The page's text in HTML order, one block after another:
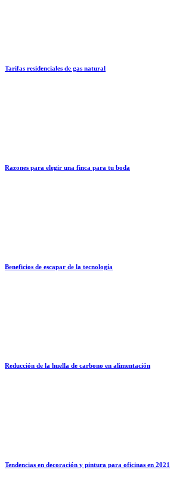
Tarifas residenciales de gas natural
Razones para elegir una finca para tu boda
Beneficios de escapar de la tecnología
Reducción de la huella de carbono en alimentación
Tendencias en decoración y pintura para oficinas en 2021